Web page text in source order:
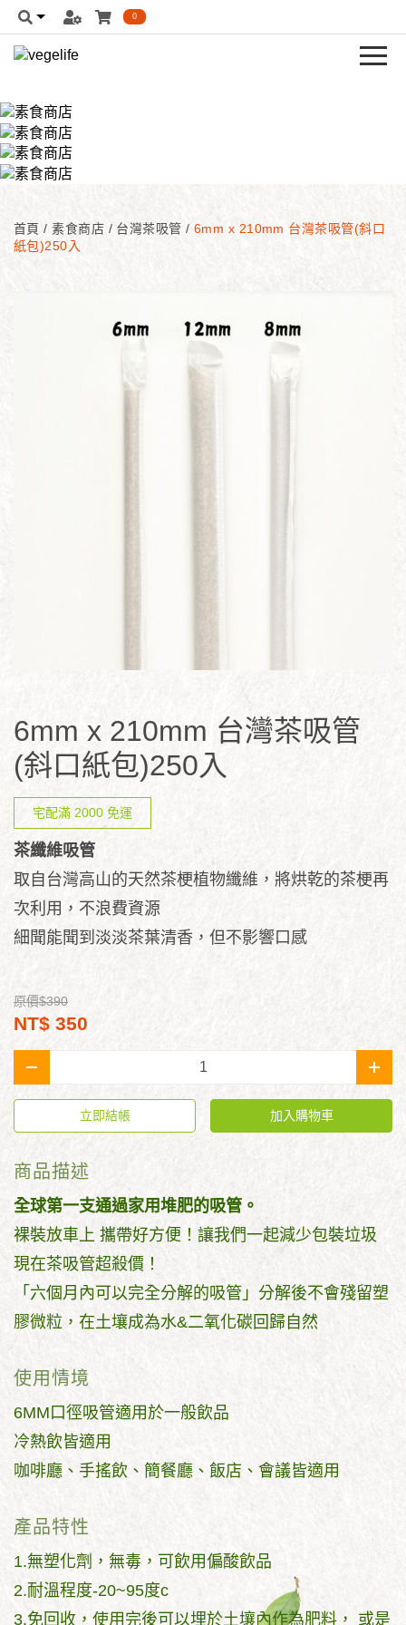
0
首頁/ 素食商店 /台灣茶吸管/ 6mm x 210mm 台灣茶吸管(斜口
紙包)250入
6mm x 210mm 台灣茶吸管
(斜口紙包)250入
宅配滿 2000 免運
茶纖維吸管
取自台灣高山的天然茶梗植物纖維，將烘乾的茶梗再
次利用，不浪費資源
細聞能聞到淡淡茶葉清香，但不影響口感
原價$390
NT$ 350
- +
立即結帳 加入購物車
商品描述
全球第一支通過家用堆肥的吸管。
裸裝放車上 攜帶好方便！讓我們一起減少包裝垃圾
現在茶吸管超殺價！
「六個月內可以完全分解的吸管」分解後不會殘留塑
膠微粒，在土壤成為水&二氧化碳回歸自然
使用情境
6MM口徑吸管適用於一般飲品
冷熱飲皆適用
咖啡廳、手搖飲、簡餐廳、飯店、會議皆適用
產品特性
1.無塑化劑，無毒，可飲用偏酸飲品
2.耐溫程度-20~95度c
3.免回收，使用完後可以埋於土壤內作為肥料， 或是